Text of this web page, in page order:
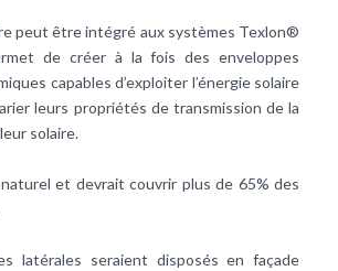
peut être intégré aux systèmes Texlon®
de créer à la fois des enveloppes
capables d’exploiter l’énergie solaire
leurs propriétés de transmission de la
solaire.
naturel et devrait couvrir plus de 65% des
latérales seraient disposés en façade